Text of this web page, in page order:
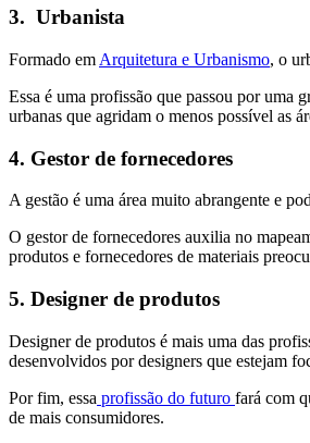
3. Urbanista
Formado em Arquitetura e Urbanismo, o
Essa é uma profissão que passou por uma
urbanas que agridam o menos possível as
4. Gestor de fornecedores
A gestão é uma área muito abrangente e
O gestor de fornecedores auxilia no
produtos e fornecedores de materiais
5. Designer de produtos
Designer de produtos é mais uma das
desenvolvidos por designers que estejam
Por fim, essa profissão do futuro fará com
de mais consumidores.